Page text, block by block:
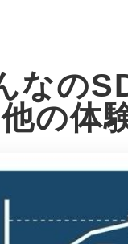
なの
他の体
まちのコイン